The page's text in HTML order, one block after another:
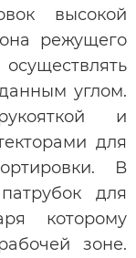
высокой
режущего
углом.
и
для
В
для
которому
зоне.